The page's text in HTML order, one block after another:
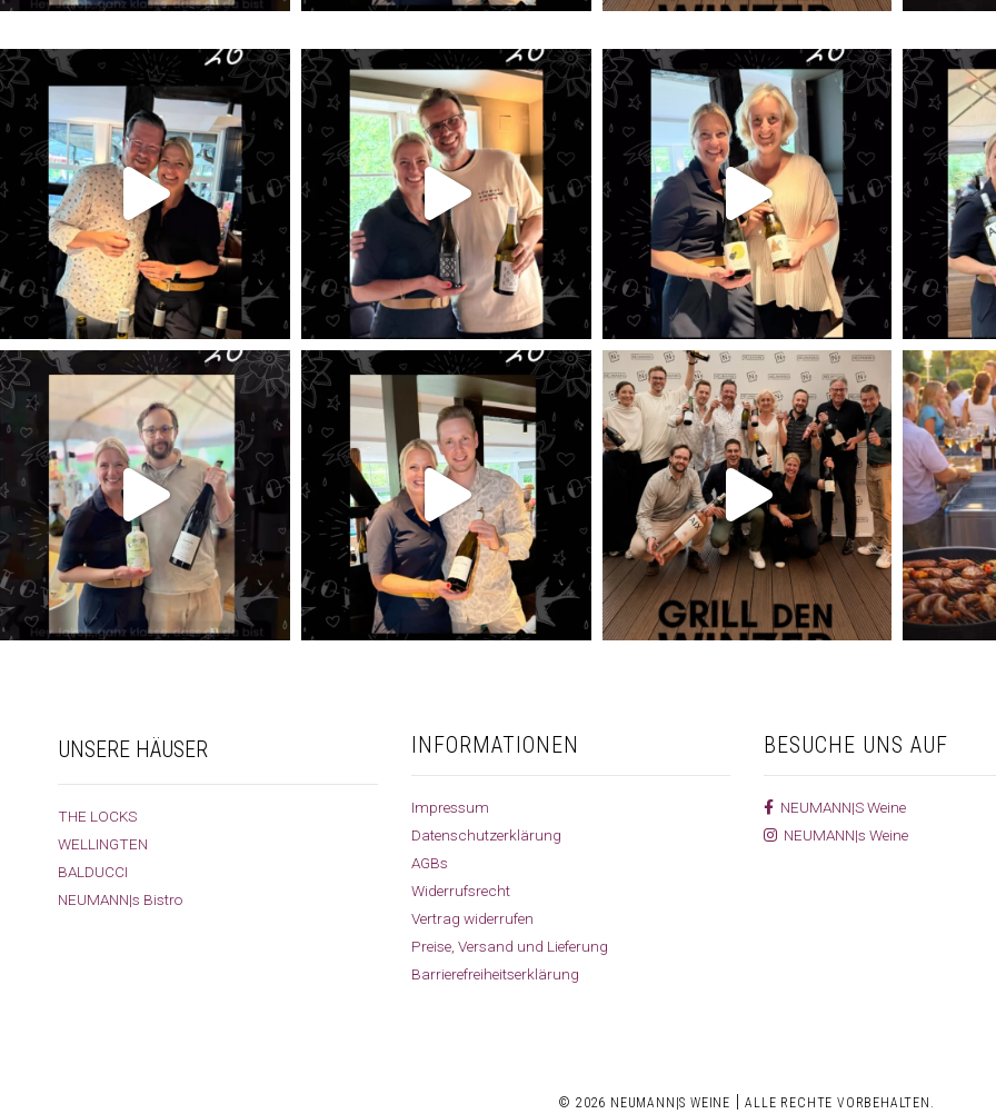
UNSERE HÄUSER
THE LOCKS
WELLINGTEN
BALDUCCI
NEUMANN|s Bistro
INFORMATIONEN
Impressum
Datenschutzerklärung
AGBs
Widerrufsrecht
Vertrag widerrufen
Preise, Versand und Lieferung
Barrierefreiheitserklärung
BESUCHE UNS AUF
NEUMANN|S Weine
NEUMANN|s Weine
© 2026 NEUMANN|S WEINE |ALLE RECHTE VORBEHALTEN.